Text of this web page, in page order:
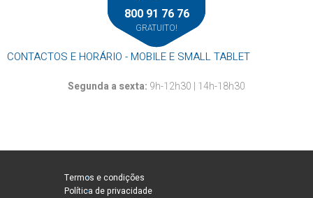
800 91 76 76
GRATUITO!
CONTACTOS E HORÁRIO - MOBILE E SMALL TABLET
Segunda a sexta: 9h-12h30 | 14h-18h30
Termos e condições
Política de privacidade